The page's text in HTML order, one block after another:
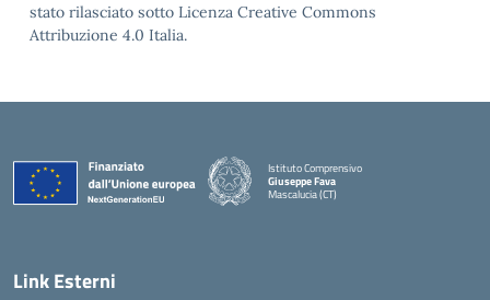
stato rilasciato sotto Licenza Creative Commons
Attribuzione 4.0 Italia.
Istituto Comprensivo
Giuseppe Fava
Mascalucia (CT)
Link Esterni